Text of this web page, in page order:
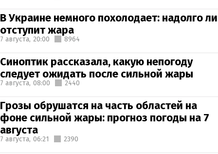
В Украине немного похолодает: надолго ли
отступит жара
7 августа, 20:00 8964
Синоптик рассказала, какую непогоду
следует ожидать после сильной жары
7 августа, 08:00 2440
Грозы обрушатся на часть областей на
фоне сильной жары: прогноз погоды на 7
августа
7 августа, 06:21 2390